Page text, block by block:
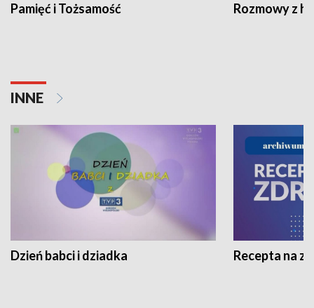
Pamięć i Tożsamość Rozmowy z
INNE
Dzień babci i dziadka Recepta na